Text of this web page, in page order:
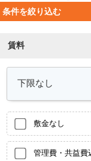
条件を絞り込む
賃料
敷金なし
管理費・共益費